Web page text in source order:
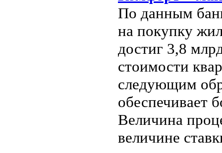
По данным
на покупку
достиг 3,8
стоимости
следующим
обеспечивает
Величина
величине